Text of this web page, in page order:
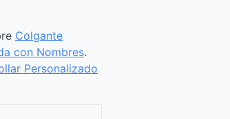
Colgante
con Nombres.
Personalizado